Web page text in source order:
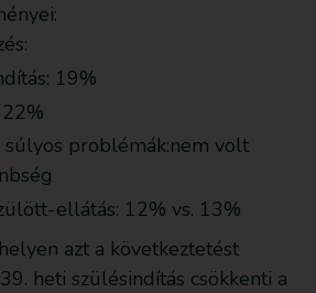
19%
22%
problémák:nem volt
ellátás: 12% vs. 13%
azt a következtetést
heti szülésindítás csökkenti a